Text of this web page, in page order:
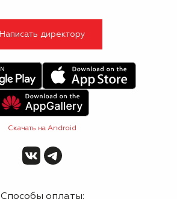
Написать директору
Скачать на Android
Способы оплаты: